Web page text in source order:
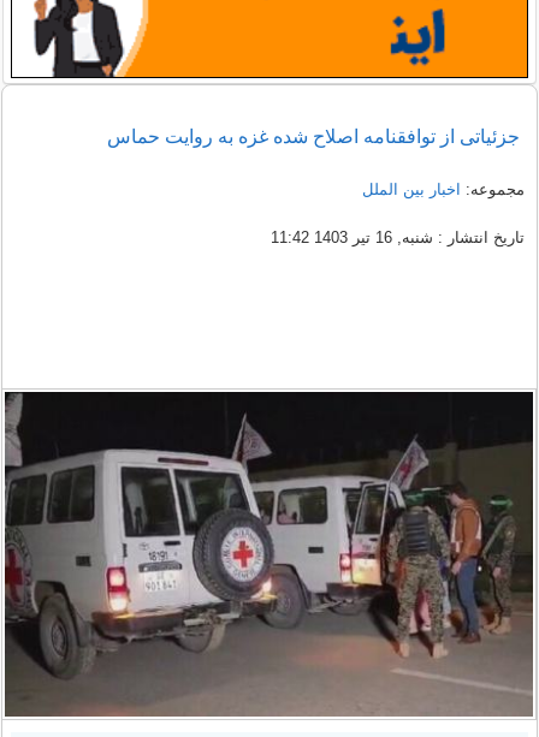
جزئیاتی از توافقنامه اصلاح شده غزه به روایت حماس
مجموعه: اخبار بین الملل
تاریخ انتشار : شنبه, 16 تیر 1403 11:42